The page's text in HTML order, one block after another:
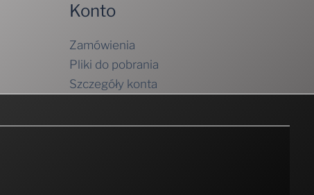
Konto
Zamówienia
Pliki do pobrania
Szczegóły konta